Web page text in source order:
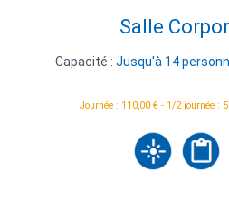
Salle
Capacité : Jusqu'à 14
Journée : 110,00 € - 1/2 journée :